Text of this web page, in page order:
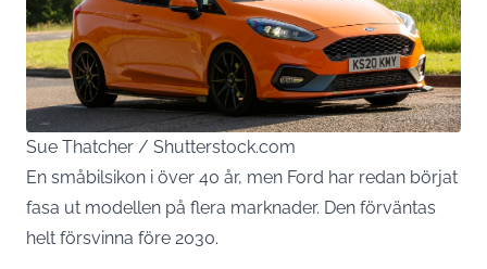
Sue Thatcher / Shutterstock.com
En småbilsikon i över 40 år, men Ford har redan börjat
fasa ut modellen på flera marknader. Den förväntas
helt försvinna före 2030.